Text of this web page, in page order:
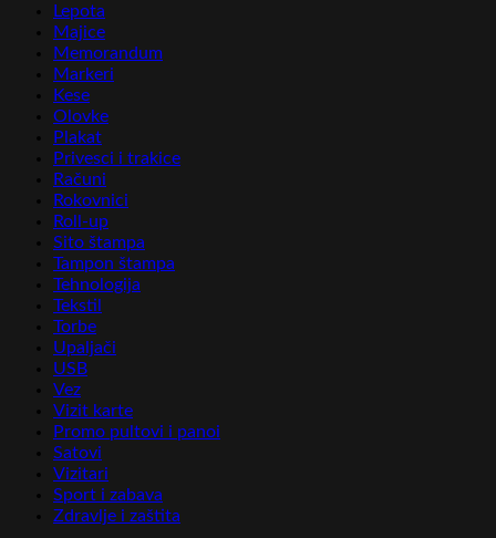
Lepota
Majice
Memorandum
Markeri
Kese
Olovke
Plakat
Privesci i trakice
Računi
Rokovnici
Roll-up
Sito štampa
Tampon štampa
Tehnologija
Tekstil
Torbe
Upaljači
USB
Vez
Vizit karte
Promo pultovi i panoi
Satovi
Vizitari
Sport i zabava
Zdravlje i zaštita